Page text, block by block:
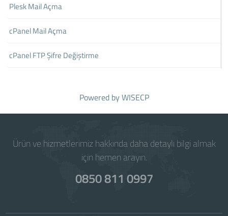
Plesk Mail Açma
cPanel Mail Açma
cPanel FTP Şifre Değiştirme
Powered byWISECP
Ürün ve hizmetlerimiz hakkında daha detaylı bilgi almak
için hemen arayın.
0850 811 0997